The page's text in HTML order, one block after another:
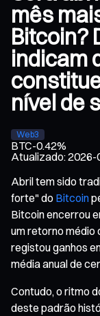
mês
Bitcoin?
indicam
nível de
Web3
BTC-0.42%
Atualizado:2026-
Abril tem sido
forte" do Bitcoin
Bitcoin encerrou
um retorno médio
registou ganhos
média anual de
Contudo, o ritmo
deste padrão